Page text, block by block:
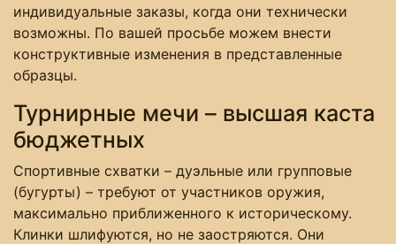
индивидуальные заказы, когда они технически
возможны. По вашей просьбе можем внести
конструктивные изменения в представленные
образцы.
Турнирные мечи – высшая каста
бюджетных
Спортивные схватки – дуэльные или групповые
(бугурты) – требуют от участников оружия,
максимально приближенного к историческому.
Клинки шлифуются, но не заостряются. Они